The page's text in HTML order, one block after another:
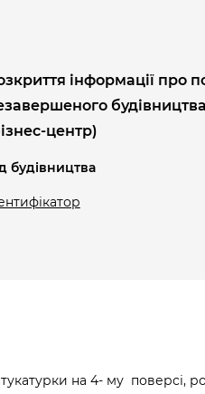
інформації про
центр)
будівництва
на 4- му поверсі,